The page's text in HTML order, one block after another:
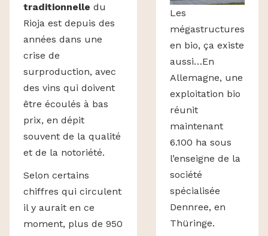
traditionnelle du
Rioja est depuis des
années dans une
crise de
surproduction, avec
des vins qui doivent
être écoulés à bas
prix, en dépit
souvent de la qualité
et de la notoriété.
Selon certains
chiffres qui circulent
il y aurait en ce
moment, plus de 950
Les
mégastructures
en bio, ça existe
aussi…En
Allemagne, une
exploitation bio
réunit
maintenant
6.100 ha sous
l’enseigne de la
société
spécialisée
Dennree, en
Thüringe.